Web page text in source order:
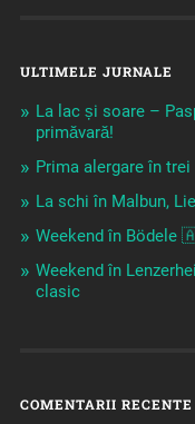
ULTIMELE JURNALE
La lac și soare –
primăvară!
Prima alergare în
La schi în Malbun,
Weekend în Bödele
Weekend în
clasic
COMENTARII RECENTE